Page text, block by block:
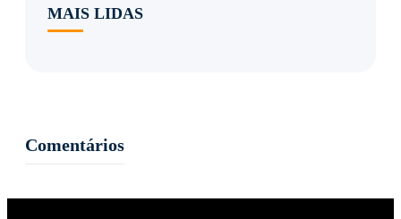
MAIS LIDAS
Comentários